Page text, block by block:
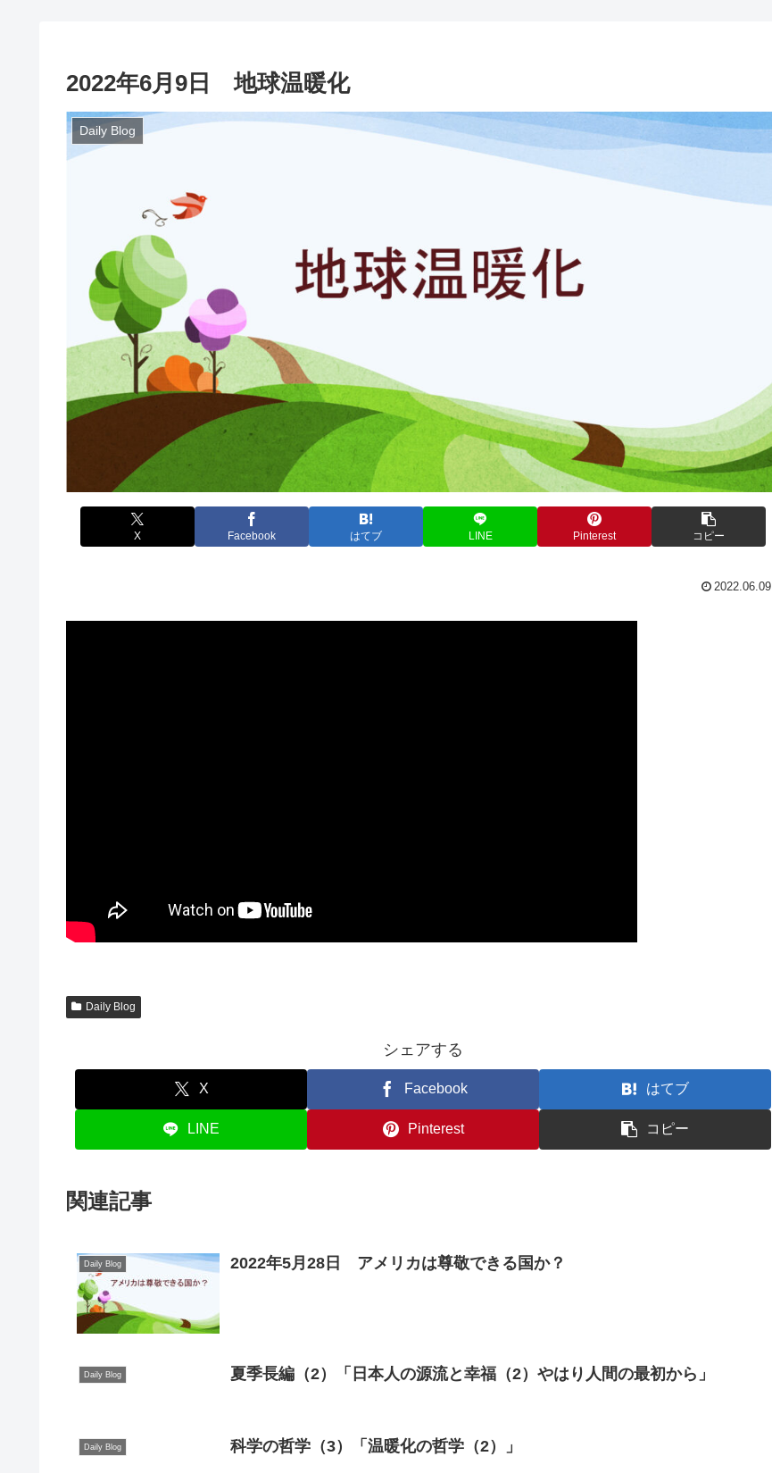
2022年6月9日 地球温暖化
Daily Blog
X Facebook はてブ LINE Pinterest コピー
2022.06.09
Daily Blog
シェアする
X Facebook はてブ
LINE Pinterest コピー
関連記事
Daily Blog 2022年5月28日 アメリカは尊敬できる国か？
Daily Blog 夏季長編（2）「日本人の源流と幸福（2）やはり人間の最初から」
Daily Blog 科学の哲学（3）「温暖化の哲学（2）」